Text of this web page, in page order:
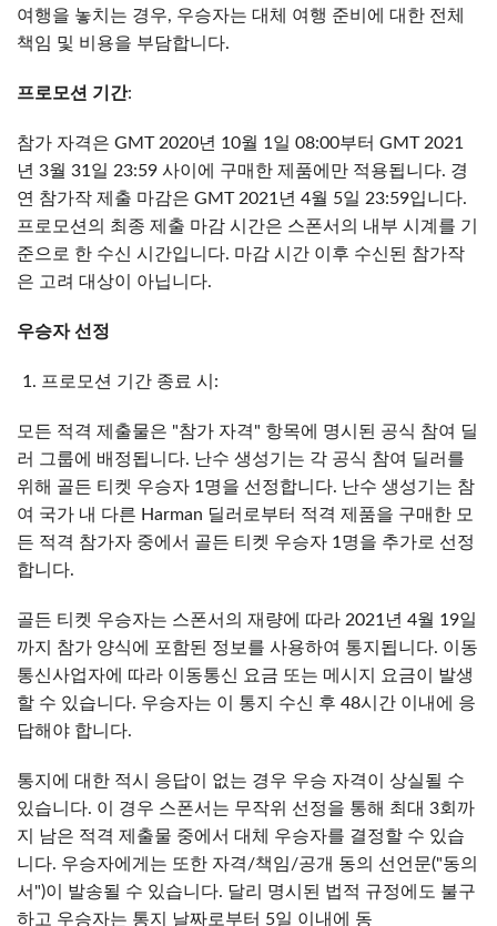
여행을 놓치는 경우, 우승자는 대체 여행 준비에 대한 전체
책임 및 비용을 부담합니다.
프로모션 기간:
참가 자격은 GMT 2020년 10월 1일 08:00부터 GMT 2021
년 3월 31일 23:59 사이에 구매한 제품에만 적용됩니다. 경
연 참가작 제출 마감은 GMT 2021년 4월 5일 23:59입니다.
프로모션의 최종 제출 마감 시간은 스폰서의 내부 시계를 기
준으로 한 수신 시간입니다. 마감 시간 이후 수신된 참가작
은 고려 대상이 아닙니다.
우승자 선정
프로모션 기간 종료 시:
모든 적격 제출물은 "참가 자격" 항목에 명시된 공식 참여 딜
러 그룹에 배정됩니다. 난수 생성기는 각 공식 참여 딜러를
위해 골든 티켓 우승자 1명을 선정합니다. 난수 생성기는 참
여 국가 내 다른 Harman 딜러로부터 적격 제품을 구매한 모
든 적격 참가자 중에서 골든 티켓 우승자 1명을 추가로 선정
합니다.
골든 티켓 우승자는 스폰서의 재량에 따라 2021년 4월 19일
까지 참가 양식에 포함된 정보를 사용하여 통지됩니다. 이동
통신사업자에 따라 이동통신 요금 또는 메시지 요금이 발생
할 수 있습니다. 우승자는 이 통지 수신 후 48시간 이내에 응
답해야 합니다.
통지에 대한 적시 응답이 없는 경우 우승 자격이 상실될 수
있습니다. 이 경우 스폰서는 무작위 선정을 통해 최대 3회까
지 남은 적격 제출물 중에서 대체 우승자를 결정할 수 있습
니다. 우승자에게는 또한 자격/책임/공개 동의 선언문("동의
서")이 발송될 수 있습니다. 달리 명시된 법적 규정에도 불구
하고 우승자는 통지 날짜로부터 5일 이내에 동